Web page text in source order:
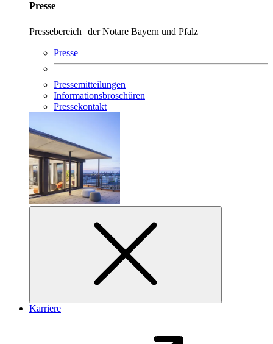
Presse
Pressebereich der Notare Bayern und Pfalz
Presse
Pressemitteilungen
Informationsbroschüren
Pressekontakt
Karriere